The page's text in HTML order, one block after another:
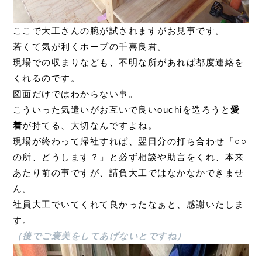
ここで大工さんの腕が試されますがお見事です。
若くて気が利くホープの千喜良君。
現場での収まりなども、不明な所があれば都度連絡を
くれるのです。
図面だけではわからない事。
こういった気遣いがお互いで良いouchiを造ろうと愛
着が持てる、大切なんですよね。
現場が終わって帰社すれば、翌日分の打ち合わせ「○○
の所、どうします？」と必ず相談や助言をくれ、本来
あたり前の事ですが、請負大工ではなかなかできませ
ん。
社員大工でいてくれて良かったなぁと、感謝いたしま
す。
（後でご褒美をしてあげないとですね）